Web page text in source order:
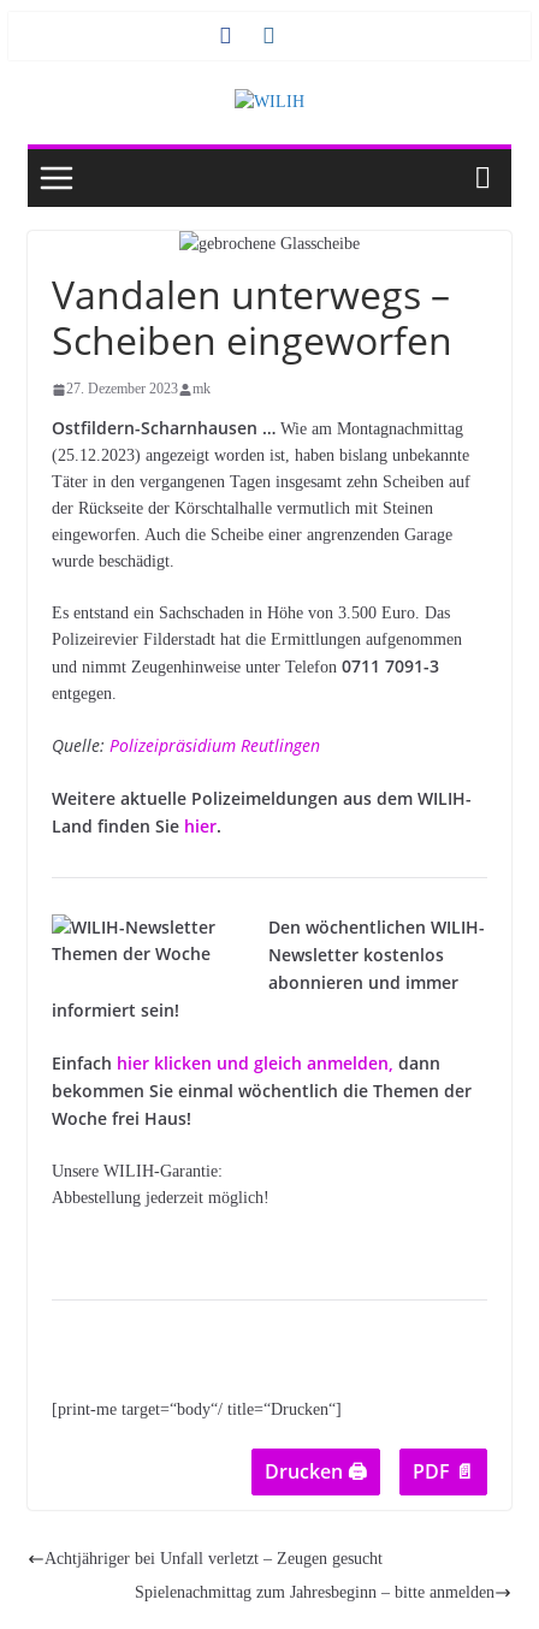
Vandalen unterwegs –
Scheiben eingeworfen
27. Dezember 2023 mk
Ostfildern-Scharnhausen …Wie am Montagnachmittag
(25.12.2023) angezeigt worden ist, haben bislang unbekannte
Täter in den vergangenen Tagen insgesamt zehn Scheiben auf
der Rückseite der Körschtalhalle vermutlich mit Steinen
eingeworfen. Auch die Scheibe einer angrenzenden Garage
wurde beschädigt.
Es entstand ein Sachschaden in Höhe von 3.500 Euro. Das
Polizeirevier Filderstadt hat die Ermittlungen aufgenommen
und nimmt Zeugenhinweise unter Telefon 0711 7091-3
entgegen.
Quelle: Polizeipräsidium Reutlingen
Weitere aktuelle Polizeimeldungen aus dem WILIH-
Land finden Sie hier.
Den wöchentlichen WILIH-
Newsletter kostenlos
abonnieren und immer
informiert sein!
Einfach hier klicken und gleich anmelden, dann
bekommen Sie einmal wöchentlich die Themen der
Woche frei Haus!
Unsere WILIH-Garantie:
Abbestellung jederzeit möglich!
[print-me target=“body“/ title=“Drucken“]
Drucken 🖨 PDF 📄
Achtjähriger bei Unfall verletzt – Zeugen gesucht
Spielenachmittag zum Jahresbeginn – bitte anmelden